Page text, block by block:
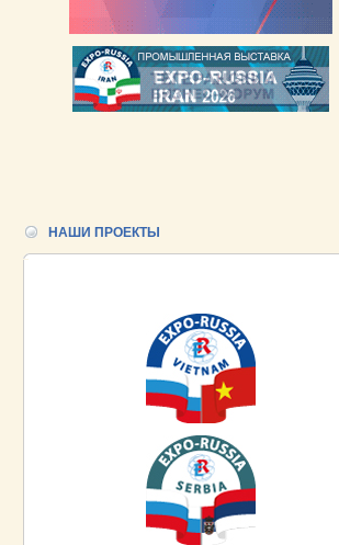
НАШИ ПРОЕКТЫ